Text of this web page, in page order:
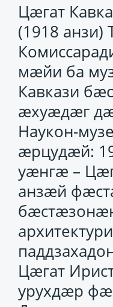
Цӕгат
(1918
мӕйи ба
Кавкази
ӕхуӕдӕг
Наукон-
ӕрцудӕй:
уӕнгӕ –
анзӕй
Цӕгат
урухдӕр